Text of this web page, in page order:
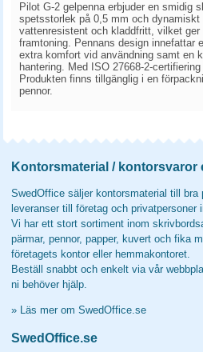
Pilot G-2 gelpenna erbjuder en smidig
spetsstorlek på 0,5 mm och
vattenresistent och kladdfritt, vilket
framtoning. Pennans design innefattar
extra komfort vid användning samt en
hantering. Med ISO 27668-2-
Produkten finns tillgänglig i en
pennor.
Kontorsmaterial / kontorsvaror
SwedOffice säljer kontorsmaterial till bra
leveranser till företag och privatpersoner
Vi har ett stort sortiment inom
pärmar, pennor, papper, kuvert och fika
företagets kontor eller hemmakontoret.
Beställ snabbt och enkelt via vår
ni behöver hjälp.
» Läs mer om SwedOffice.se
SwedOffice.se